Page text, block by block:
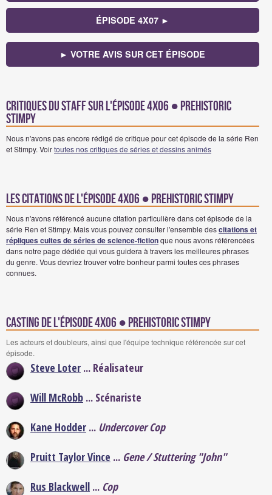
ÉPISODE 4X07 ►
► VOTRE AVIS SUR CET ÉPISODE
Critiques du staff sur l'épisode 4x06 ● Prehistoric
Stimpy
Nous n'avons pas encore rédigé de critique pour cet épisode de la série Ren
et Stimpy. Voirtoutes nos critiques de séries et dessins animés
Les citations de l'épisode 4x06 ● Prehistoric Stimpy
Nous n'avons référencé aucune citation particulière dans cet épisode de la
série Ren et Stimpy. Mais vous pouvez consulter l'ensemble descitations et
répliques cultes de séries de science-fictionque nous avons référencées
dans notre page dédiée qui vous guidera à travers les meilleures phrases
du genre. Vous devriez trouver votre bonheur parmi toutes ces phrases
connues.
Casting de l'épisode 4x06 ● Prehistoric Stimpy
Les acteurs et doubleurs, ainsi que l'équipe technique référencée sur cet
épisode.
Steve Loter ... Réalisateur
Will McRobb ... Scénariste
Kane Hodder ... Undercover Cop
Pruitt Taylor Vince ... Gene / Stuttering "John"
Rus Blackwell ... Cop